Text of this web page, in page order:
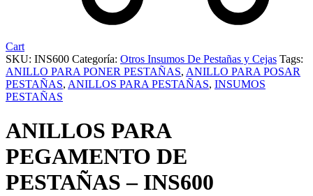
Cart
SKU: INS600 Categoría: Otros Insumos De Pestañas y Cejas Tags:
ANILLO PARA PONER PESTAÑAS, ANILLO PARA POSAR
PESTAÑAS, ANILLOS PARA PESTAÑAS, INSUMOS
PESTAÑAS
ANILLOS PARA
PEGAMENTO DE
PESTAÑAS – INS600